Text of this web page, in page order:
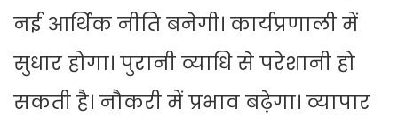
नई आर्थिक नीति बनेगी। कार्यप्रणाली में
सुधार होगा। पुरानी व्याधि से परेशानी हो
सकती है। नौकरी में प्रभाव बढ़ेगा। व्यापार